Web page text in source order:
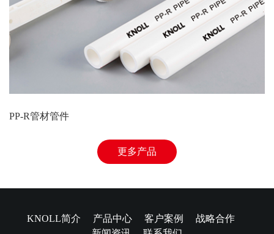
PP-R管材管件
更多产品
KNOLL简介 产品中心 客户案例
战略合作